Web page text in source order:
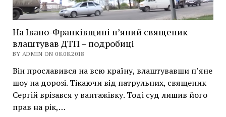
На Івано-Франківщині п’яний священик
влаштував ДТП – подробиці
BY ADMIN ON 08.08.2018
Він прославився на всю країну, влаштувавши п’яне
шоу на дорозі. Тікаючи від патрульних, священик
Сергій врізався у вантажівку. Тоді суд лишив його
прав на рік,…